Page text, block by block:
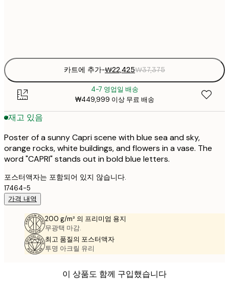
카트에 추가-₩22,425₩37,375
4-7 영업일 배송
₩449,999 이상 무료 배송
재고 있음
Poster of a sunny Capri scene with blue sea and sky,
orange rocks, white buildings, and flowers in a vase. The
word "CAPRI" stands out in bold blue letters.
포스터액자는 포함되어 있지 않습니다.
17464-5
가격 내역
200 g/m² 의 프리미엄 용지
무광택 마감.
최고 품질의 포스터액자
투명 아크릴 유리
이 상품도 함께 구입했습니다